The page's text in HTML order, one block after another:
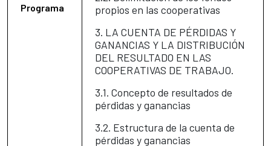
Programa
propios en las cooperativas
3. LA CUENTA DE PÉRDIDAS Y
GANANCIAS Y LA DISTRIBUCIÓN
DEL RESULTADO EN LAS
COOPERATIVAS DE TRABAJO.
3.1. Concepto de resultados de
pérdidas y ganancias
3.2. Estructura de la cuenta de
pérdidas y ganancias